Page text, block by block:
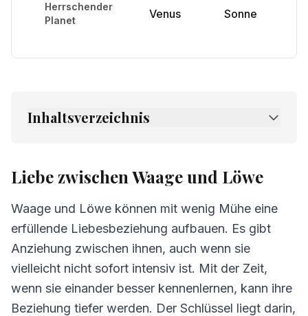
Herrschender
Planet
Venus Sonne
Inhaltsverzeichnis
Herausforderungen in der Beziehung
Waage und Löwe
5. Tipps für Waage und Löwe
6. Häufig gestellte Fragen zur Kompatibilität
Liebe zwischen Waage und Löwe
Waage und Löwe können mit wenig Mühe eine
erfüllende Liebesbeziehung aufbauen. Es gibt
Anziehung zwischen ihnen, auch wenn sie
vielleicht nicht sofort intensiv ist. Mit der Zeit,
wenn sie einander besser kennenlernen, kann ihre
Beziehung tiefer werden. Der Schlüssel liegt darin,